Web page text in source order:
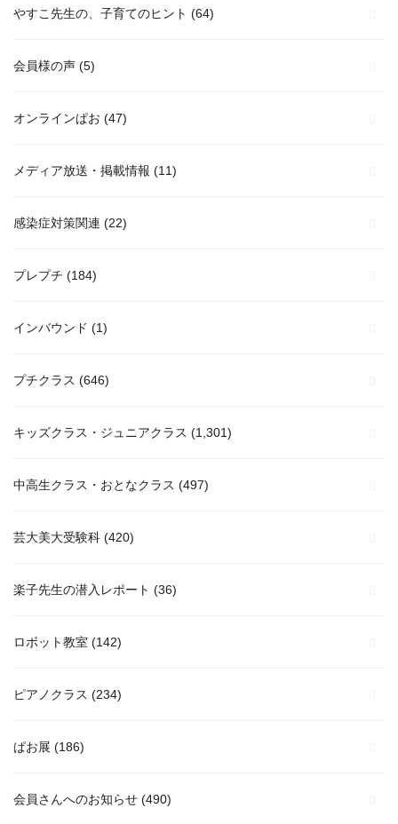
やすこ先生の、子育てのヒント (64)
会員様の声 (5)
オンラインぱお (47)
メディア放送・掲載情報 (11)
感染症対策関連 (22)
プレプチ (184)
インバウンド (1)
プチクラス (646)
キッズクラス・ジュニアクラス (1,301)
中高生クラス・おとなクラス (497)
芸大美大受験科 (420)
楽子先生の潜入レポート (36)
ロボット教室 (142)
ピアノクラス (234)
ぱお展 (186)
会員さんへのお知らせ (490)